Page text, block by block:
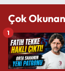
Çok
1